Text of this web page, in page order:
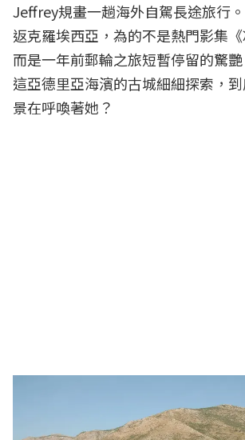
Jeffrey規畫一趟海外自駕長途旅行
返克羅埃西亞，為的不是熱門影集《
而是一年前郵輪之旅短暫停留的驚
這亞德里亞海濱的古城細細探索，
景在呼喚著她？